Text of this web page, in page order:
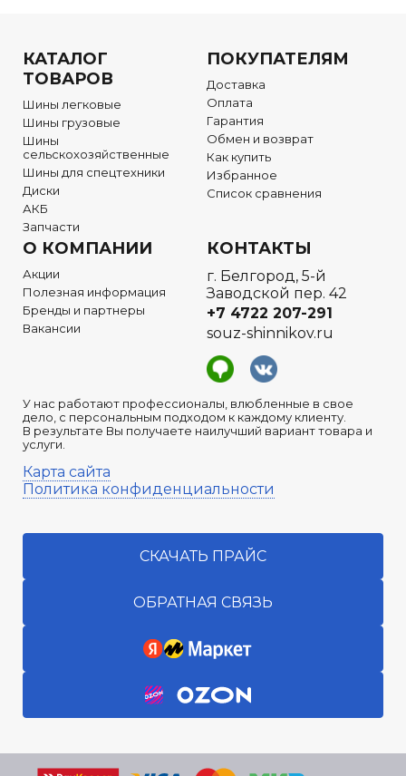
КАТАЛОГ
ТОВАРОВ
Шины легковые
Шины грузовые
Шины
сельскохозяйственные
Шины для спецтехники
Диски
АКБ
Запчасти
ПОКУПАТЕЛЯМ
Доставка
Оплата
Гарантия
Обмен и возврат
Как купить
Избранное
Список сравнения
О КОМПАНИИ
Акции
Полезная информация
Бренды и партнеры
Вакансии
У нас работают профессионалы, влюбленные в свое
дело, с персональным подходом к каждому клиенту.
В результате Вы получаете наилучший вариант товара и
услуги.
Карта сайта
Политика конфиденциальности
КОНТАКТЫ
г. Белгород, 5-й
Заводской пер. 42
+7 4722 207-291
souz-shinnikov.ru
СКАЧАТЬ ПРАЙС
ОБРАТНАЯ СВЯЗЬ